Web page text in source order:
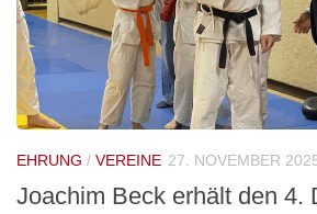
EHRUNG / VEREINE 27. NOVEMBER
Joachim Beck erhält den 4.